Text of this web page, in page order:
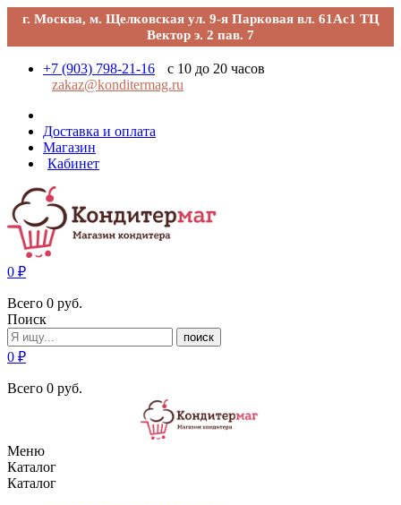
г. Москва, м. Щелковская ул. 9-я Парковая вл. 61Ас1 ТЦ
Вектор э. 2 пав. 7
+7 (903) 798-21-16
с 10 до 20 часов
zakaz@konditermag.ru
Доставка и оплата
Магазин
Кабинет
0 ₽
Всего 0 руб.
Поиск
поиск
0 ₽
Всего 0 руб.
Меню
Каталог
Каталог